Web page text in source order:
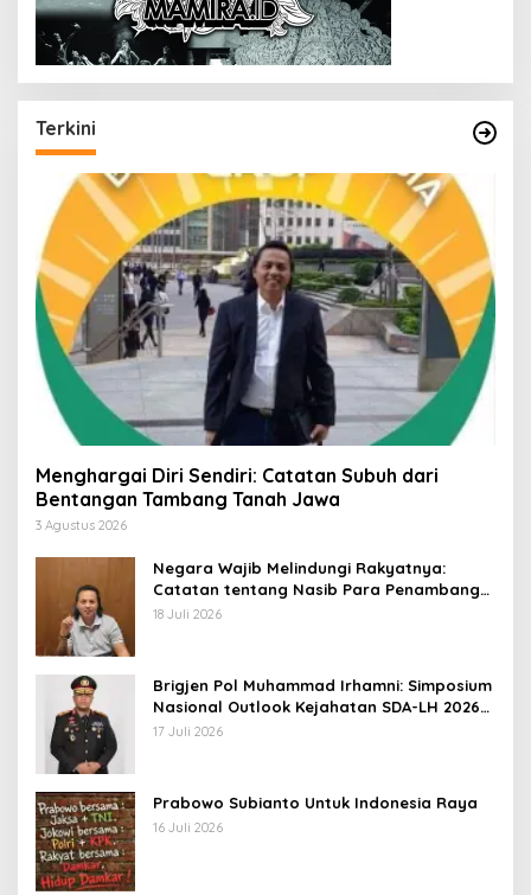
Terkini
Menghargai Diri Sendiri: Catatan Subuh dari
Bentangan Tambang Tanah Jawa
3 Agustus 2026
Negara Wajib Melindungi Rakyatnya:
Catatan tentang Nasib Para Penambang
Belerang Kawah Ijen
18 Juli 2026
Brigjen Pol Muhammad Irhamni: Simposium
Nasional Outlook Kejahatan SDA-LH 2026–
2030 Beri Banyak Masukan Bagi APH
17 Juli 2026
Prabowo Subianto Untuk Indonesia Raya
16 Juli 2026